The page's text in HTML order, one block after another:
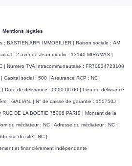
Mentions légales
: BASTIEN ARFI IMMOBILIER | Raison sociale : AM
: 2 avenue Jean moulin - 13140 MIRAMAS |
| Numero TVA Intracommunautaire : FR70834723108
Capital social : 500 | Assurance RCP : NC |
Date de délivrance : 0000-00-00 | Lieu de délivrance
: GALIAN. | N° de caisse de garantie : 150750J |
DE LA BOETIE 75008 PARIS | Montant de la
du médiateur : NC | Adresse du médiateur : NC |
du site : NC |
et financièrement indépendante